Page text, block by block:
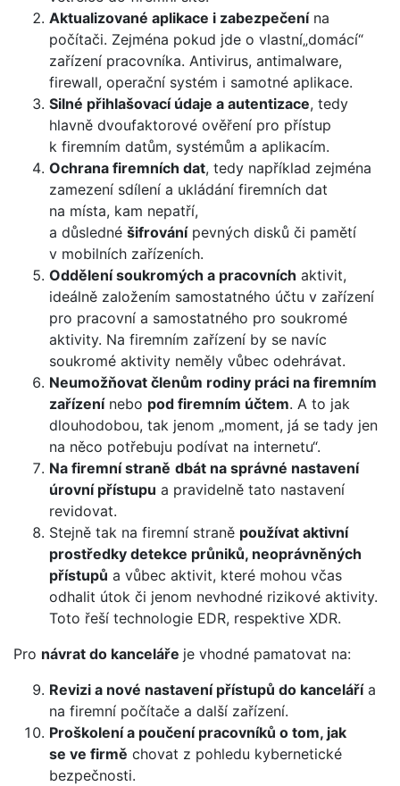
Aktualizované aplikace i zabezpečenína
počítači. Zejména pokud jde o vlastní„domácí“
zařízení pracovníka. Antivirus, antimalware,
firewall, operační systém i samotné aplikace.
Silné přihlašovací údaje a autentizace, tedy
hlavně dvoufaktorové ověření pro přístup
k firemním datům, systémům a aplikacím.
Ochrana firemních dat, tedy například zejména
zamezení sdílení a ukládání firemních dat
na místa, kam nepatří,
a důsledné šifrovánípevných disků či pamětí
v mobilních zařízeních.
Oddělení soukromých a pracovních aktivit,
ideálně založením samostatného účtu v zařízení
pro pracovní a samostatného pro soukromé
aktivity. Na firemním zařízení by se navíc
soukromé aktivity neměly vůbec odehrávat.
Neumožňovat členům rodiny práci na firemním
zařízenínebo pod firemním účtem. A to jak
dlouhodobou, tak jenom „moment, já se tady jen
na něco potřebuju podívat na internetu“.
Na firemní straně dbát na správné nastavení
úrovní přístupu a pravidelně tato nastavení
revidovat.
Stejně tak na firemní straně používat aktivní
prostředky detekce průniků, neoprávněných
přístupů a vůbec aktivit, které mohou včas
odhalit útok či jenom nevhodné rizikové aktivity.
Toto řeší technologie EDR, respektive XDR.
Pro návrat do kanceláře je vhodné pamatovat na:
Revizi a nové nastavení přístupů do kancelářía
na firemní počítače a další zařízení.
Proškolení a poučení pracovníků o tom, jak
se ve firmě chovat z pohledu kybernetické
bezpečnosti.